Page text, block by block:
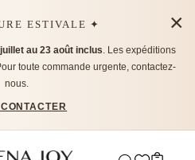
ESTIVALE ✦
au 23 août inclus. Les expéditions
toute commande urgente, contactez-
nous.
×